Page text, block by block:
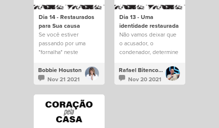
Dia 14 - Restaurados
para Sua causa
Se você estiver
passando por uma
"fornalha" neste
que Cristo está com
você
Bobbie Houston
Nov 21 2021
Dia 13 - Uma
identidade restaurada
Não vamos deixar que
o acusador, o
condenador, determine
pelos nossos erros.
Rafael Bitencourt
Nov 20 2021